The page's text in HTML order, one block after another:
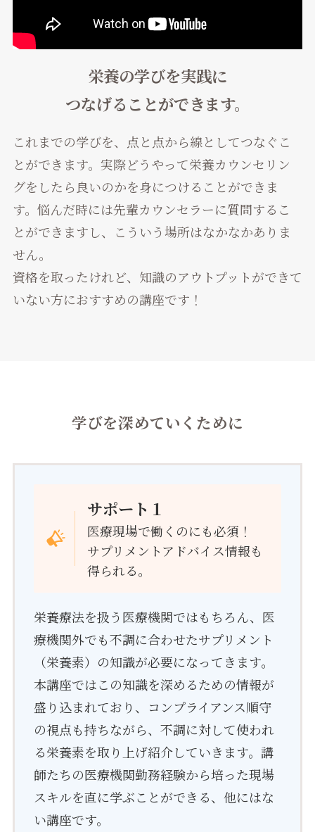
栄養の学びを実践に
つなげることができます。
これまでの学びを、点と点から線としてつなぐこ
とができます。実際どうやって栄養カウンセリン
グをしたら良いのかを身につけることができま
す。悩んだ時には先輩カウンセラーに質問するこ
とができますし、こういう場所はなかなかありま
せん。
資格を取ったけれど、知識のアウトプットができて
いない方におすすめの講座です！
学びを深めていくために
サポート１
医療現場で働くのにも必須！
サプリメントアドバイス情報も
得られる。
栄養療法を扱う医療機関ではもちろん、医
療機関外でも不調に合わせたサプリメント
（栄養素）の知識が必要になってきます。
本講座ではこの知識を深めるための情報が
盛り込まれており、コンプライアンス順守
の視点も持ちながら、不調に対して使われ
る栄養素を取り上げ紹介していきます。講
師たちの医療機関勤務経験から培った現場
スキルを直に学ぶことができる、他にはな
い講座です。